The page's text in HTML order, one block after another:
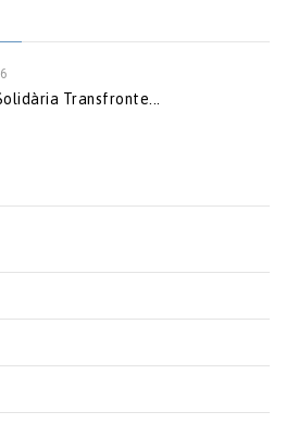
Transfronte...